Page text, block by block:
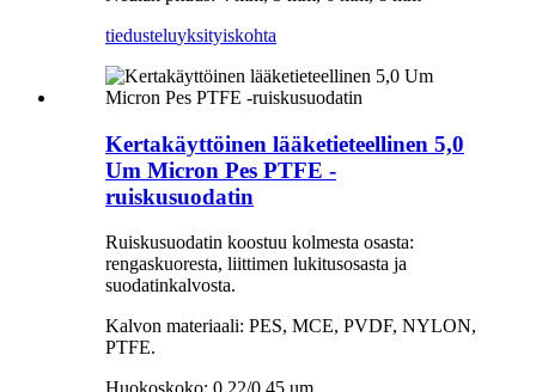
tiedusteluyksityiskohta
Kertakäyttöinen lääketieteellinen 5,0
Um Micron Pes PTFE -
ruiskusuodatin
Ruiskusuodatin koostuu kolmesta osasta:
rengaskuoresta, liittimen lukitusosasta ja
suodatinkalvosta.
Kalvon materiaali: PES, MCE, PVDF, NYLON,
PTFE.